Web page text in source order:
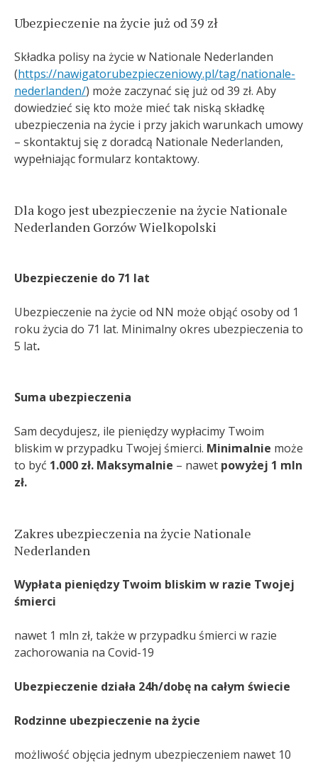
Ubezpieczenie na życie już od 39 zł
Składka polisy na życie w Nationale Nederlanden
(https://nawigatorubezpieczeniowy.pl/tag/nationale-
nederlanden/) może zaczynać się już od 39 zł. Aby
dowiedzieć się kto może mieć tak niską składkę
ubezpieczenia na życie i przy jakich warunkach umowy
– skontaktuj się z doradcą Nationale Nederlanden,
wypełniając formularz kontaktowy.
Dla kogo jest ubezpieczenie na życie Nationale
Nederlanden Gorzów Wielkopolski
Ubezpieczenie do 71 lat
Ubezpieczenie na życie od NN może objąć osoby od 1
roku życia do 71 lat. Minimalny okres ubezpieczenia to
5 lat.
Suma ubezpieczenia
Sam decydujesz, ile pieniędzy wypłacimy Twoim
bliskim w przypadku Twojej śmierci. Minimalnie może
to być 1.000 zł. Maksymalnie – nawet powyżej 1 mln
zł.
Zakres ubezpieczenia na życie Nationale
Nederlanden
Wypłata pieniędzy Twoim bliskim w razie Twojej
śmierci
nawet 1 mln zł, także w przypadku śmierci w razie
zachorowania na Covid-19
Ubezpieczenie działa 24h/dobę na całym świecie
Rodzinne ubezpieczenie na życie
możliwość objęcia jednym ubezpieczeniem nawet 10